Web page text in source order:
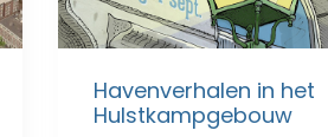
Havenverhalen in het
Hulstkampgebouw